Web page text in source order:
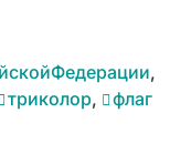
,
триколор, флаг